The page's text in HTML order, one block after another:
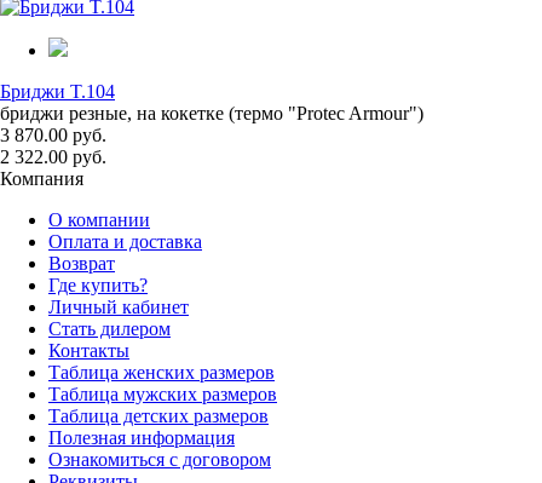
Бриджи T.104
бриджи резные, на кокетке (термо "Protec Armour")
3 870.00 руб.
2 322.00 руб.
Компания
О компании
Оплата и доставка
Возврат
Где купить?
Личный кабинет
Стать дилером
Контакты
Таблица женских размеров
Таблица мужских размеров
Таблица детских размеров
Полезная информация
Ознакомиться с договором